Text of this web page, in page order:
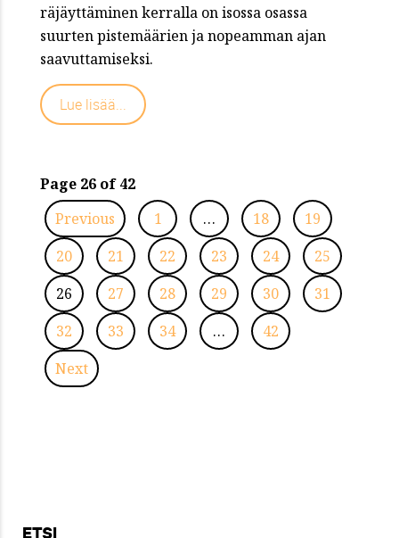
räjäyttäminen kerralla on isossa osassa
suurten pistemäärien ja nopeamman ajan
saavuttamiseksi.
Lue lisää...
Page 26 of 42
Previous
1 … 18
19
20
21 22 23 24
25
26
27 28 29 30
31
32
33 34 …
42
Next
ETSI